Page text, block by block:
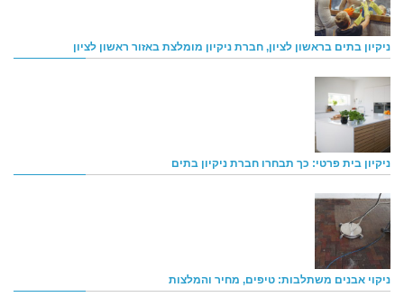
ניקיון בתים בראשון לציון, חברת ניקיון מומלצת באזור ראשון לציון
ניקיון בית פרטי: כך תבחרו חברת ניקיון בתים
ניקוי אבנים משתלבות: טיפים, מחיר והמלצות